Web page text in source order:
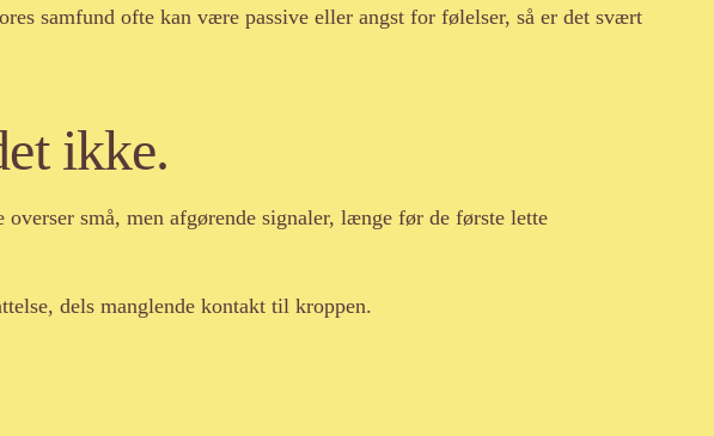
samfund ofte kan være passive eller angst for følelser, så er det svært
ikke.
små, men afgørende signaler, længe før de første lette
dels manglende kontakt til kroppen.